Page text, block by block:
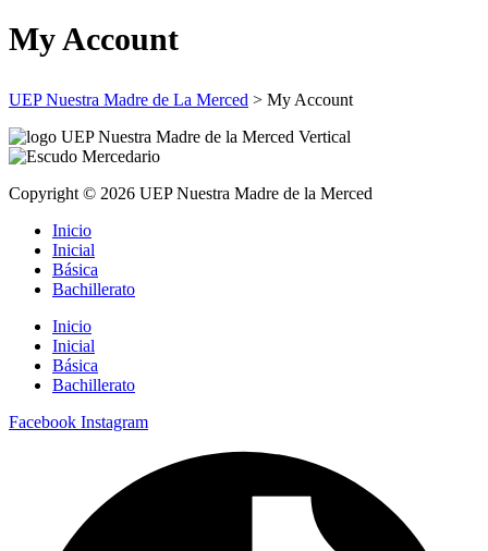
My Account
UEP Nuestra Madre de La Merced > My Account
Copyright © 2026 UEP Nuestra Madre de la Merced
Inicio
Inicial
Básica
Bachillerato
Inicio
Inicial
Básica
Bachillerato
Facebook Instagram